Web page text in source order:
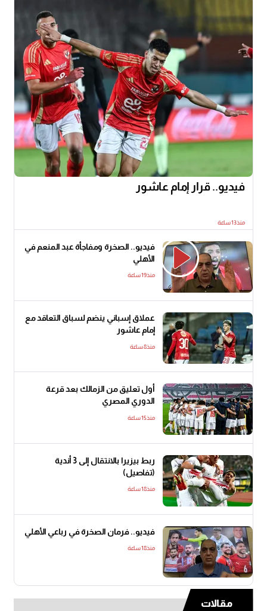
فيديو.. قرار إمام عاشور
منذ13 ساعة
فيديو.. الصخرة ومفاجأة عبد المنعم في
الأهلي
منذ19 ساعة
عملاق إسباني ينضم لسباق التعاقد مع
إمام عاشور
منذ8 ساعة
أول تعليق من الزمالك بعد قرعة
الدوري المصري
منذ15 ساعة
ربط بيزيرا بالانتقال إلى 3 أندية
(تفاصيل)
منذ18 ساعة
فيديو.. فرمان الصخرة في رباعي الأهلي
منذ18 ساعة
مقالات